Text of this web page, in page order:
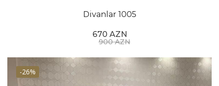
Divanlar 1005
670 AZN
900 AZN
-26%